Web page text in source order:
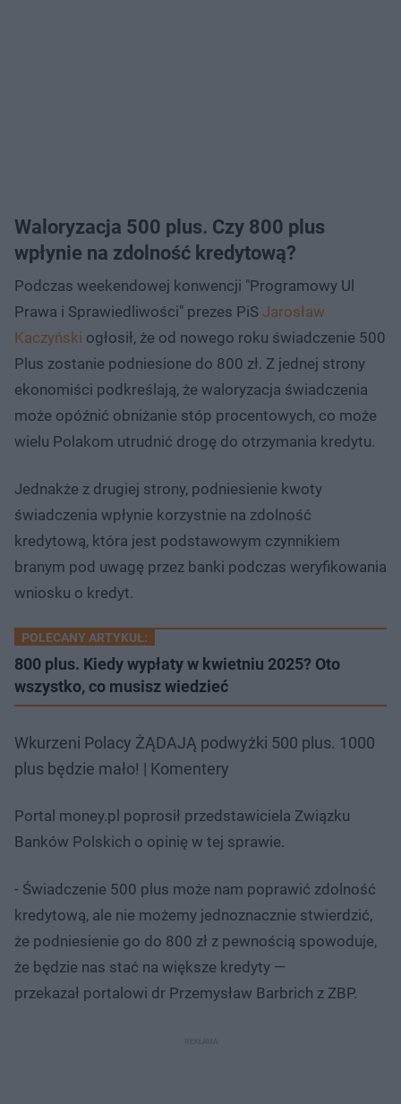
Waloryzacja 500 plus. Czy 800 plus
wpłynie na zdolność kredytową?
Podczas weekendowej konwencji "Programowy Ul
Prawa i Sprawiedliwości" prezes PiS Jarosław
Kaczyński ogłosił, że od nowego roku świadczenie 500
Plus zostanie podniesione do 800 zł. Z jednej strony
ekonomiści podkreślają, że waloryzacja świadczenia
może opóźnić obniżanie stóp procentowych, co może
wielu Polakom utrudnić drogę do otrzymania kredytu.
Jednakże z drugiej strony, podniesienie kwoty
świadczenia wpłynie korzystnie na zdolność
kredytową, która jest podstawowym czynnikiem
branym pod uwagę przez banki podczas weryfikowania
wniosku o kredyt.
POLECANY ARTYKUŁ:
800 plus. Kiedy wypłaty w kwietniu 2025? Oto
wszystko, co musisz wiedzieć
Wkurzeni Polacy ŻĄDAJĄ podwyżki 500 plus. 1000
plus będzie mało! | Komentery
Portal money.pl poprosił przedstawiciela Związku
Banków Polskich o opinię w tej sprawie.
- Świadczenie 500 plus może nam poprawić zdolność
kredytową, ale nie możemy jednoznacznie stwierdzić,
że podniesienie go do 800 zł z pewnością spowoduje,
że będzie nas stać na większe kredyty —
przekazał portalowi dr Przemysław Barbrich z ZBP.